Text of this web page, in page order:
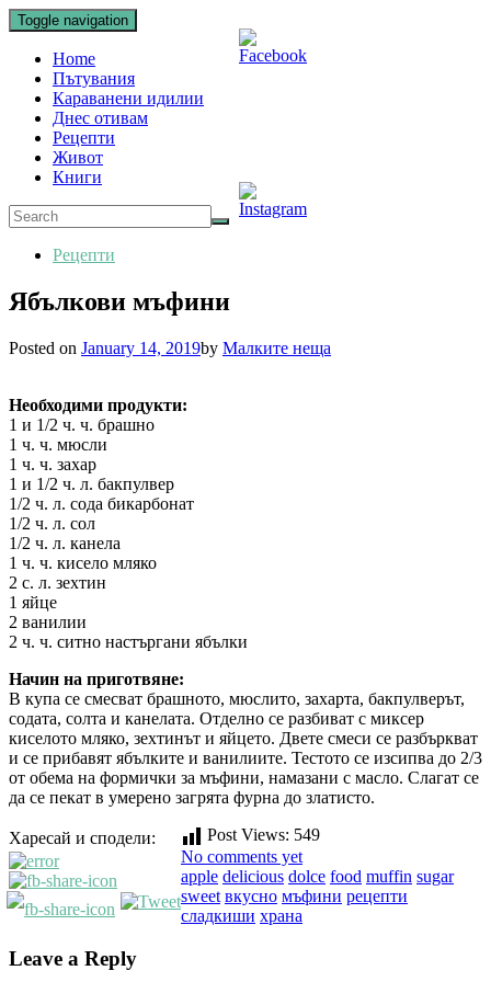
Toggle navigation
Home
Пътувания
Караванени идилии
Днес отивам
Рецепти
Живот
Книги
Рецепти
Ябълкови мъфини
Posted on January 14, 2019by Малките неща
Необходими продукти:
1 и 1/2 ч. ч. брашно
1 ч. ч. мюсли
1 ч. ч. захар
1 и 1/2 ч. л. бакпулвер
1/2 ч. л. сода бикарбонат
1/2 ч. л. сол
1/2 ч. л. канела
1 ч. ч. кисело мляко
2 с. л. зехтин
1 яйце
2 ванилии
2 ч. ч. ситно настъргани ябълки
Начин на приготвяне:
В купа се смесват брашното, мюслито, захарта, бакпулверът,
содата, солта и канелата. Отделно се разбиват с миксер
киселото мляко, зехтинът и яйцето. Двете смеси се разбъркват
и се прибавят ябълките и ванилиите. Тестото се изсипва до 2/3
от обема на формички за мъфини, намазани с масло. Слагат се
да се пекат в умерено загрята фурна до златисто.
Харесай и сподели: Post Views: 549
No comments yet
apple delicious dolce food muffin sugar
sweet вкусно мъфини рецепти
сладкиши храна
Leave a Reply